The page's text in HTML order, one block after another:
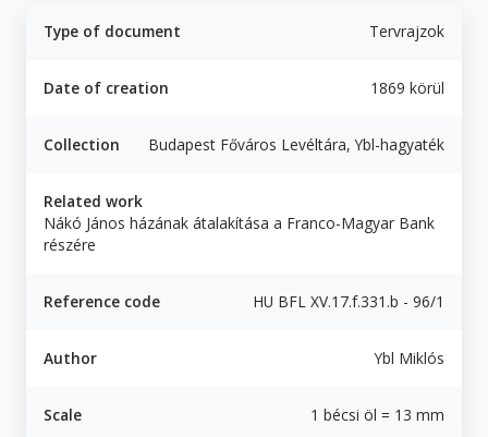
Type of document Tervrajzok
Date of creation 1869 körül
Collection Budapest Főváros Levéltára, Ybl-hagyaték
Related work
Nákó János házának átalakítása a Franco-Magyar Bank
részére
Reference code HU BFL XV.17.f.331.b - 96/1
Author Ybl Miklós
Scale 1 bécsi öl = 13 mm